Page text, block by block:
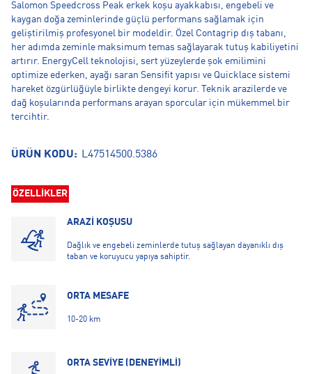
Salomon Speedcross Peak erkek koşu ayakkabısı, engebeli ve
kaygan doğa zeminlerinde güçlü performans sağlamak için
geliştirilmiş profesyonel bir modeldir. Özel Contagrip dış tabanı,
her adımda zeminle maksimum temas sağlayarak tutuş kabiliyetini
artırır. EnergyCell teknolojisi, sert yüzeylerde şok emilimini
optimize ederken, ayağı saran Sensifit yapısı ve Quicklace sistemi
hareket özgürlüğüyle birlikte dengeyi korur. Teknik arazilerde ve
dağ koşularında performans arayan sporcular için mükemmel bir
tercihtir.
ÜRÜN KODU: L47514500.5386
ÖZELLİKLER
ARAZİ KOŞUSU
Dağlık ve engebeli zeminlerde tutuş sağlayan dayanıklı dış
taban ve koruyucu yapıya sahiptir.
ORTA MESAFE
10-20 km
ORTA SEVİYE (DENEYİMLİ)